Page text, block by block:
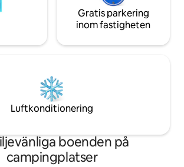
Gratis parkering
inom fastigheten
Luftkonditionering
boenden på
campingplatser